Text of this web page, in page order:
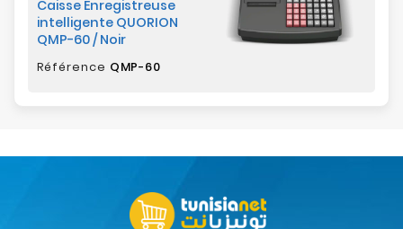
Caisse Enregistreuse
intelligente QUORION
QMP-60 / Noir
Référence QMP-60